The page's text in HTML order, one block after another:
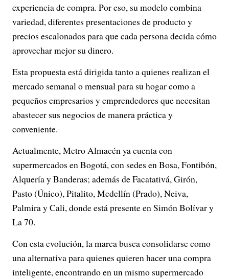
experiencia de compra. Por eso, su modelo combina
variedad, diferentes presentaciones de producto y
precios escalonados para que cada persona decida cómo
aprovechar mejor su dinero.
Esta propuesta está dirigida tanto a quienes realizan el
mercado semanal o mensual para su hogar como a
pequeños empresarios y emprendedores que necesitan
abastecer sus negocios de manera práctica y
conveniente.
Actualmente, Metro Almacén ya cuenta con
supermercados en Bogotá, con sedes en Bosa, Fontibón,
Alquería y Banderas; además de Facatativá, Girón,
Pasto (Único), Pitalito, Medellín (Prado), Neiva,
Palmira y Cali, donde está presente en Simón Bolívar y
La 70.
Con esta evolución, la marca busca consolidarse como
una alternativa para quienes quieren hacer una compra
inteligente, encontrando en un mismo supermercado